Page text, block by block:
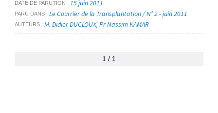
DATE DE PARUTION 15 juin 2011
PARU DANS Le Courrier de la Transplantation / N° 2 - juin 2011
AUTEURS M. Didier DUCLOUX Pr Nassim KAMAR
1 / 1